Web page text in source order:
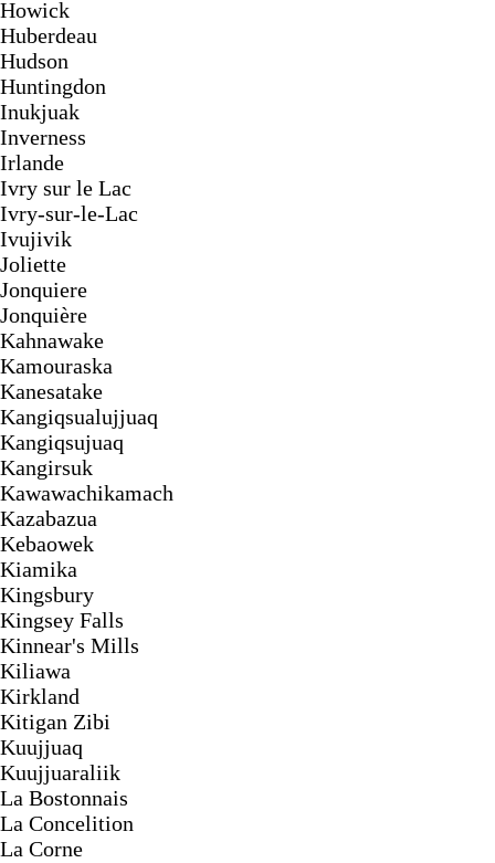
Howick
Huberdeau
Hudson
Huntingdon
Inukjuak
Inverness
Irlande
Ivry sur le Lac
Ivry-sur-le-Lac
Ivujivik
Joliette
Jonquiere
Jonquière
Kahnawake
Kamouraska
Kanesatake
Kangiqsualujjuaq
Kangiqsujuaq
Kangirsuk
Kawawachikamach
Kazabazua
Kebaowek
Kiamika
Kingsbury
Kingsey Falls
Kinnear's Mills
Kiliawa
Kirkland
Kitigan Zibi
Kuujjuaq
Kuujjuaraliik
La Bostonnais
La Concelition
La Corne